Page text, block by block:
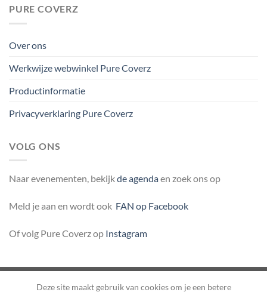
PURE COVERZ
Over ons
Werkwijze webwinkel Pure Coverz
Productinformatie
Privacyverklaring Pure Coverz
VOLG ONS
Naar evenementen, bekijkde agendaen zoek ons op
Meld je aan en wordt ook FAN op Facebook
Of volg Pure Coverz op Instagram
Herroepingsverzoek indienen
Deze site maakt gebruik van cookies om je een betere